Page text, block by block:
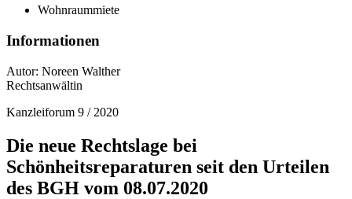
Wohnraummiete
Informationen
Autor: Noreen Walther
Rechtsanwältin
Kanzleiforum 9 / 2020
Die neue Rechtslage bei
Schönheitsreparaturen seit den Urteilen
des BGH vom 08.07.2020